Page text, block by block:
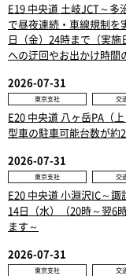
E19 中央道 土岐JCT～多
で昼夜連続・車線規制
日（金）24時まで（実
への迂回やお出かけ時間
2026-07-31
東京支社 交
E20 中央道 八ヶ岳PA（
型車の駐車可能台数が約
2026-07-31
東京支社 交
E20 中央道 小淵沢IC～
14日（水）（20時～翌6
ます～
2026-07-31
東京支社 交